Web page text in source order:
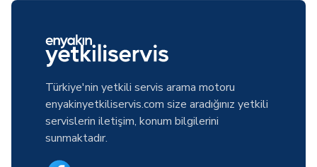
Türkiye'nin yetkili servis arama motoru
enyakinyetkiliservis.com size aradığınız yetkili
servislerin iletişim, konum bilgilerini
sunmaktadır.